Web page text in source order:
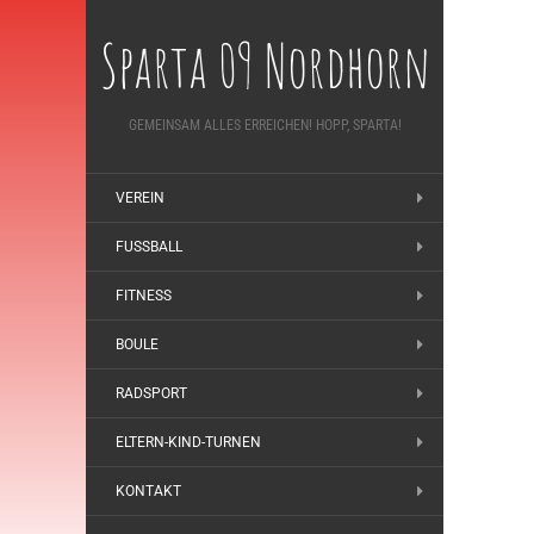
Sparta 09 Nordhorn
GEMEINSAM ALLES ERREICHEN! HOPP, SPARTA!
VEREIN
FUSSBALL
FITNESS
BOULE
RADSPORT
ELTERN-KIND-TURNEN
KONTAKT